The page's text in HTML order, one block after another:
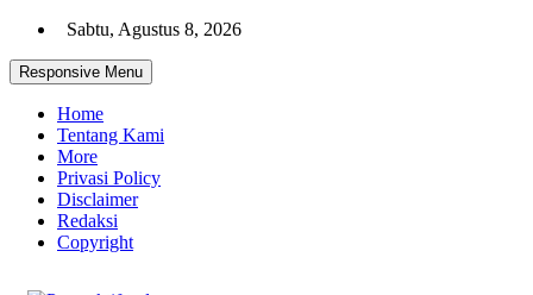
Skip
content
Sabtu, Agustus 8, 2026
Responsive Menu
Home
Tentang Kami
More
Privasi Policy
Disclaimer
Redaksi
Copyright